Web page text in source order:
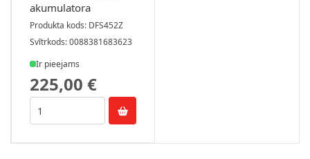
akumulatora
Produkta kods: DFS452Z
Svītrkods: 0088381683623
Ir pieejams
225,00 €